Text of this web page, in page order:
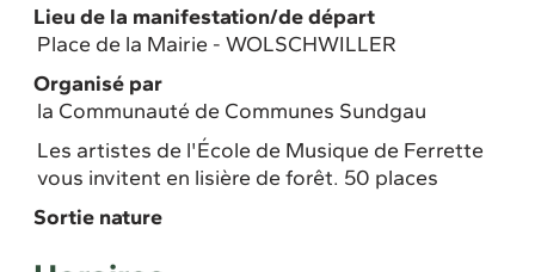
Lieu de la manifestation/de départ
Place de la Mairie - WOLSCHWILLER
Organisé par
la Communauté de Communes Sundgau
Les artistes de l'École de Musique de Ferrette
vous invitent en lisière de forêt. 50 places
Sortie nature